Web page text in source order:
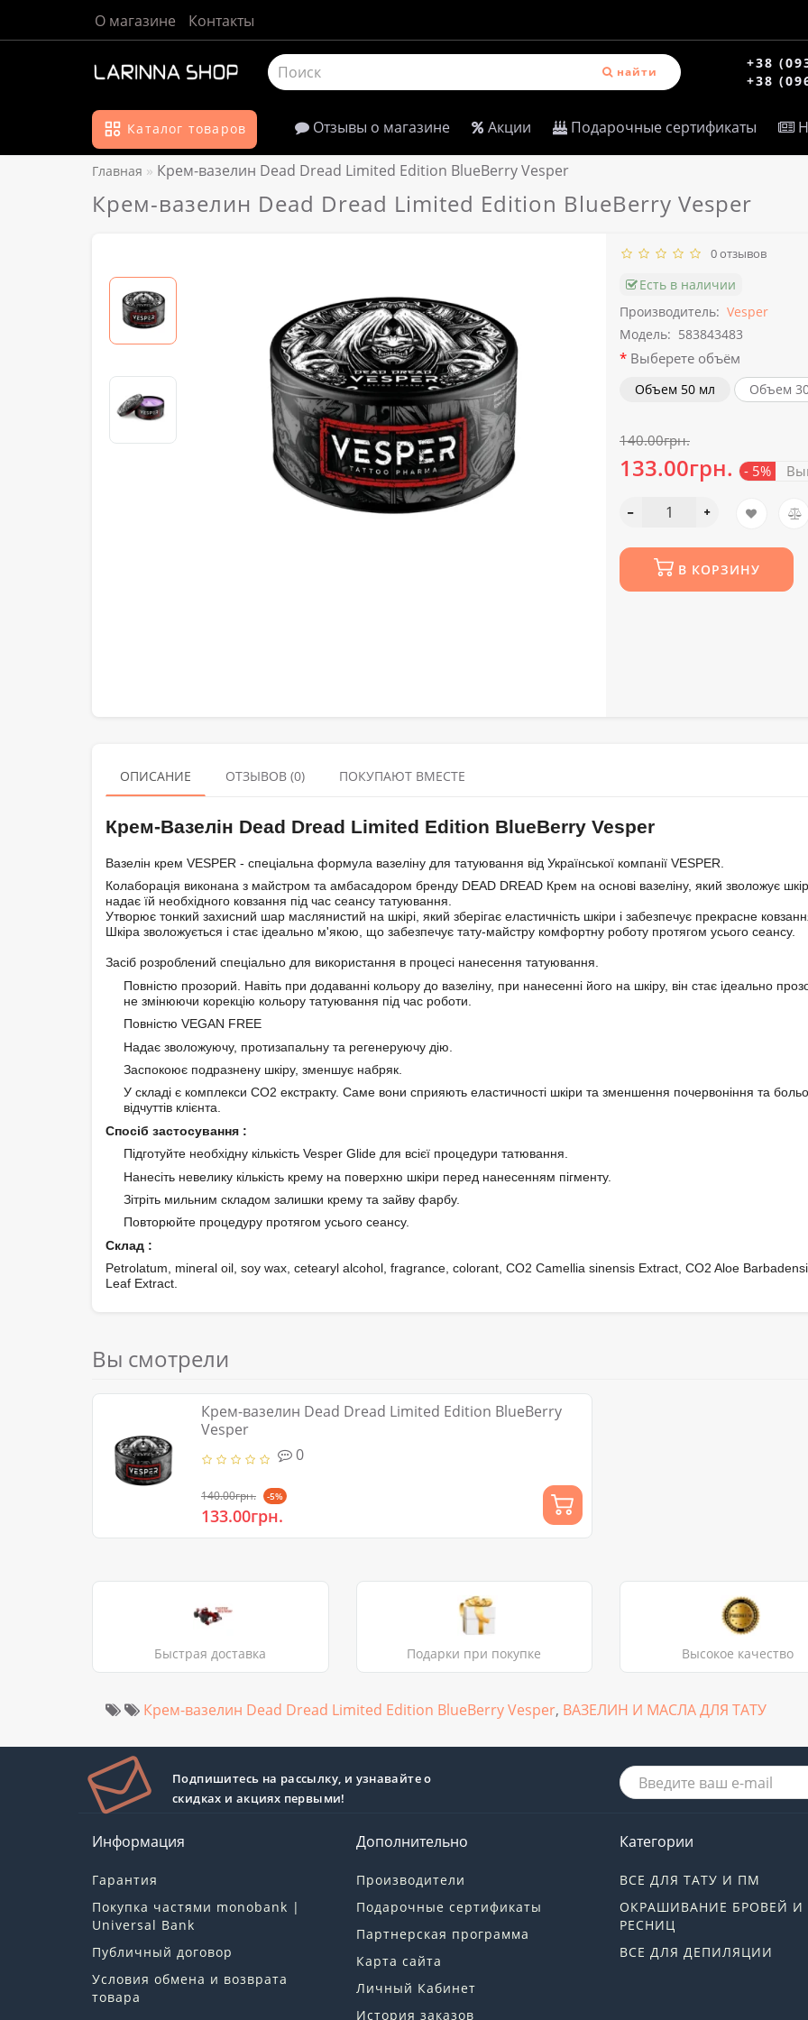
О магазине Контакты
найти
+38
+38
Каталог товаров Отзывы о магазине Акции Подарочные сертификаты
Главная Крем-вазелин Dead Dread Limited Edition BlueBerry Vesper
Крем-вазелин Dead Dread Limited Edition BlueBerry Vesper
0 отзывов
Есть в наличии
Производитель: Vesper
Модель: 583843483
Выберете объём
Объем 50 мл Объем
140.00грн.
133.00грн. - 5%
В КОРЗИНУ
ОПИСАНИЕ ОТЗЫВОВ (0) ПОКУПАЮТ ВМЕСТЕ
Крем-Вазелін Dead Dread Limited Edition BlueBerry Vesper
Вазелін крем VESPER - спеціальна формула вазеліну для татуювання від Української компанії VESPER.
Колаборація виконана з майстром та амбасадором бренду DEAD DREAD Крем на основі вазеліну, який зволожує
надає їй необхідного ковзання під час сеансу татуювання.
Утворює тонкий захисний шар маслянистий на шкірі, який зберігає еластичність шкіри і забезпечує прекрасне
Шкіра зволожується і стає ідеально м'якою, що забезпечує тату-майстру комфортну роботу протягом усього сеансу.
Засіб розроблений спеціально для використання в процесі нанесення татуювання.
Повністю прозорий. Навіть при додаванні кольору до вазеліну, при нанесенні його на шкіру, він стає ідеально
не змінюючи корекцію кольору татуювання під час роботи.
Повністю VEGAN FREE
Надає зволожуючу, протизапальну та регенеруючу дію.
Заспокоює подразнену шкіру, зменшує набряк.
У складі є комплекси CO2 екстракту. Саме вони сприяють еластичності шкіри та зменшення почервоніння та
відчуттів клієнта.
Спосіб застосування :
Підготуйте необхідну кількість Vesper Glide для всієї процедури татювання.
Нанесіть невелику кількість крему на поверхню шкіри перед нанесенням пігменту.
Зітріть мильним складом залишки крему та зайву фарбу.
Повторюйте процедуру протягом усього сеансу.
Склад :
Petrolatum, mineral oil, soy wax, cetearyl alcohol, fragrance, colorant, CO2 Camellia sinensis Extract, CO2 Aloe
Leaf Extract.
Вы смотрели
Крем-вазелин Dead Dread Limited Edition BlueBerry
Vesper
0
140.00грн. -5%
133.00грн.
Быстрая доставка Подарки при покупке Высокое качество
Крем-вазелин Dead Dread Limited Edition BlueBerry Vesper, ВАЗЕЛИН И МАСЛА ДЛЯ ТАТУ
Подпишитесь на рассылку, и узнавайте о
скидках и акциях первыми!
Информация
Гарантия
Покупка частями monobank |
Universal Bank
Публичный договор
Условия обмена и возврата
товара
Дополнительно
Производители
Подарочные сертификаты
Партнерская программа
Карта сайта
Личный Кабинет
История заказов
Категории
ВСЕ ДЛЯ ТАТУ И ПМ
ОКРАШИВАНИЕ БРОВЕЙ И
РЕСНИЦ
ВСЕ ДЛЯ ДЕПИЛЯЦИИ